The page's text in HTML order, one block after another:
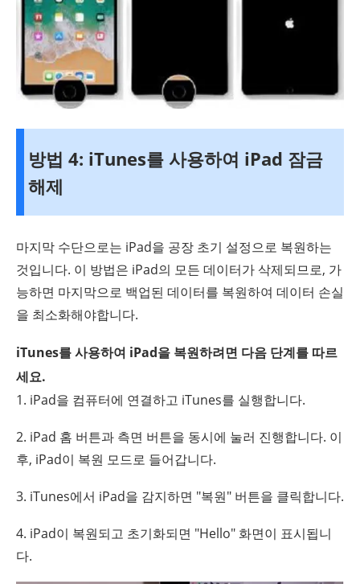
방법 4: iTunes를 사용하여 iPad 잠금
해제
마지막 수단으로는 iPad을 공장 초기 설정으로 복원하는
것입니다. 이 방법은 iPad의 모든 데이터가 삭제되므로, 가
능하면 마지막으로 백업된 데이터를 복원하여 데이터 손실
을 최소화해야합니다.
iTunes를 사용하여 iPad을 복원하려면 다음 단계를 따르
세요.
1. iPad을 컴퓨터에 연결하고 iTunes를 실행합니다.
2. iPad 홈 버튼과 측면 버튼을 동시에 눌러 진행합니다. 이
후, iPad이 복원 모드로 들어갑니다.
3. iTunes에서 iPad을 감지하면 "복원" 버튼을 클릭합니다.
4. iPad이 복원되고 초기화되면 "Hello" 화면이 표시됩니
다.